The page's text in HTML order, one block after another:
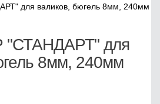
для валиков, бюгель 8мм, 240мм
"СТАНДАРТ" для
8мм, 240мм